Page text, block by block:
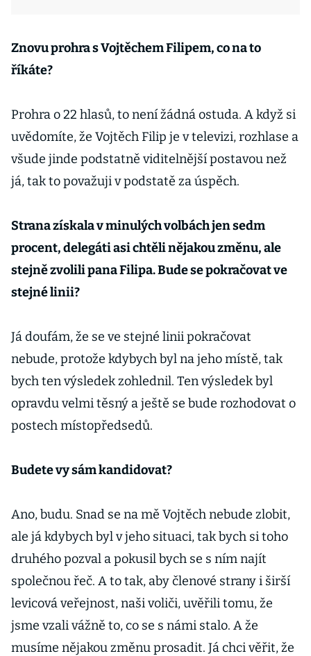
Znovu prohra s Vojtěchem Filipem, co na to
říkáte?
Prohra o 22 hlasů, to není žádná ostuda. A když si
uvědomíte, že Vojtěch Filip je v televizi, rozhlase a
všude jinde podstatně viditelnější postavou než
já, tak to považuji v podstatě za úspěch.
Strana získala v minulých volbách jen sedm
procent, delegáti asi chtěli nějakou změnu, ale
stejně zvolili pana Filipa. Bude se pokračovat ve
stejné linii?
Já doufám, že se ve stejné linii pokračovat
nebude, protože kdybych byl na jeho místě, tak
bych ten výsledek zohlednil. Ten výsledek byl
opravdu velmi těsný a ještě se bude rozhodovat o
postech místopředsedů.
Budete vy sám kandidovat?
Ano, budu. Snad se na mě Vojtěch nebude zlobit,
ale já kdybych byl v jeho situaci, tak bych si toho
druhého pozval a pokusil bych se s ním najít
společnou řeč. A to tak, aby členové strany i širší
levicová veřejnost, naši voliči, uvěřili tomu, že
jsme vzali vážně to, co se s námi stalo. A že
musíme nějakou změnu prosadit. Já chci věřit, že